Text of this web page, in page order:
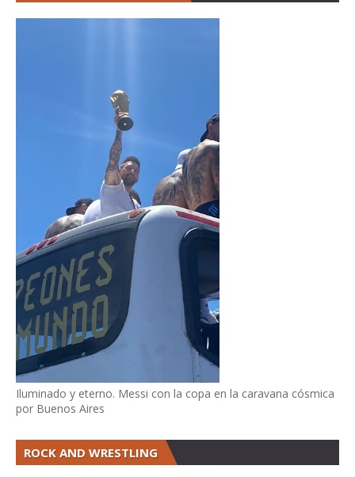
Iluminado y eterno. Messi con la copa en la caravana cósmica
por Buenos Aires
ROCK AND WRESTLING